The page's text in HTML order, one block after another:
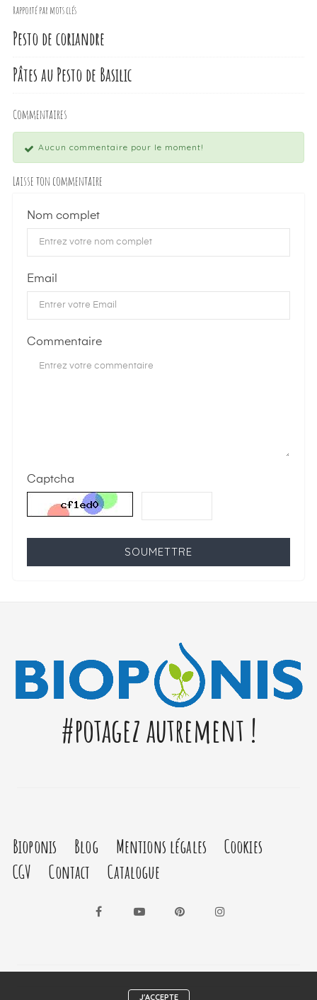
Rapporté par mots clés
Pesto de coriandre
Pâtes au Pesto de Basilic
Commentaires
Aucun commentaire pour le moment!
Laisse ton commentaire
Nom complet
Email
Commentaire
Captcha
SOUMETTRE
#potagez autrement !
Bioponis Blog Mentions légales
Cookies
CGV
Contact Catalogue
Facebook YouTube Pinterest
J'ACCEPTE